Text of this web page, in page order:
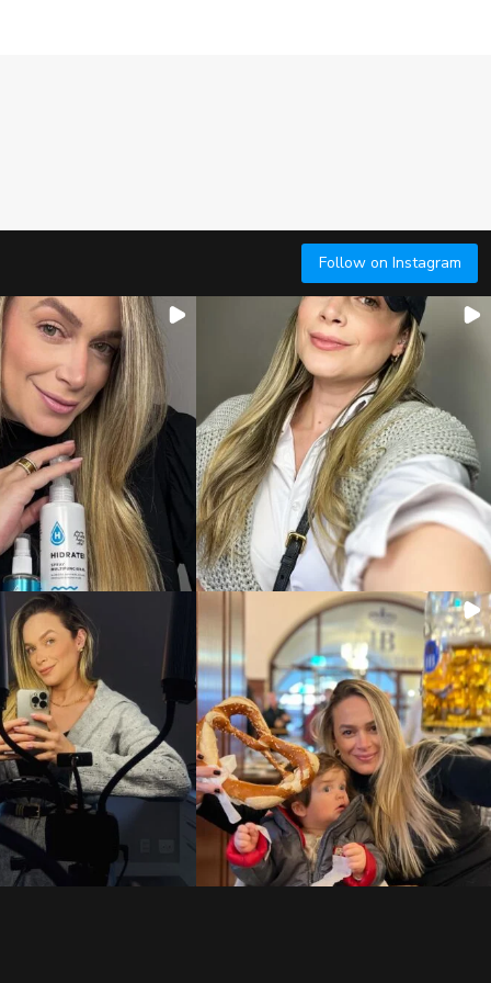
Follow on Instagram